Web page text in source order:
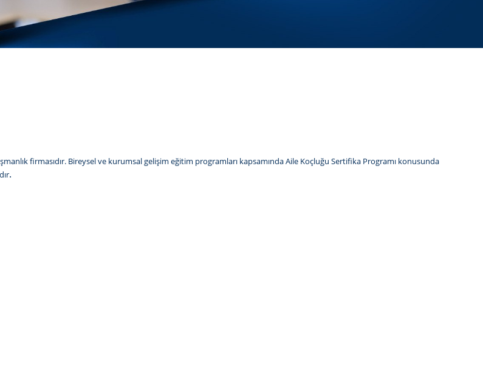
firmasıdır. Bireysel ve kurumsal gelişim eğitim programları kapsamındaAile Koçluğu Sertifika Programı konusunda
.